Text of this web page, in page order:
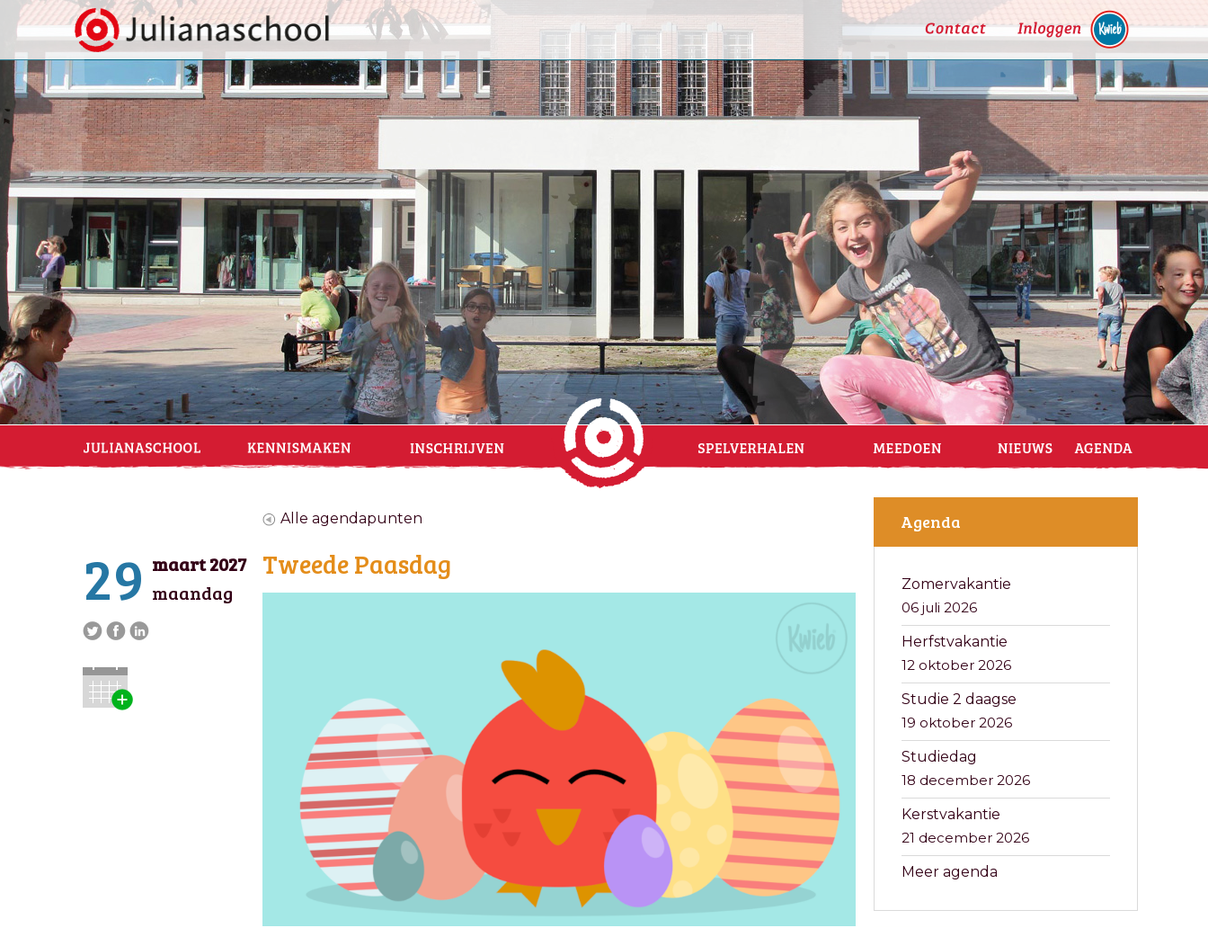
Alle agendapunten
29 maart 2027
maandag
Tweede Paasdag
Agenda
Zomervakantie
06 juli 2026
Herfstvakantie
12 oktober 2026
Studie 2 daagse
19 oktober 2026
Studiedag
18 december 2026
Kerstvakantie
21 december 2026
Meer agenda